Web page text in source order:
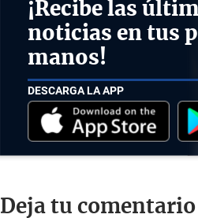
¡Recibe las
noticias en tus
manos!
DESCARGA LA APP
Deja tu comentario